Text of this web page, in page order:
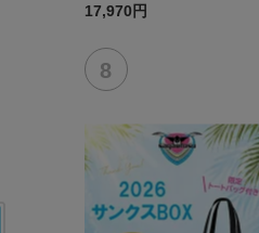
No.17 SAGANTINO
17,970円